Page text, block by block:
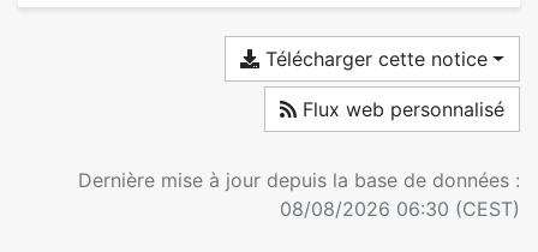
Télécharger cette notice
Flux web personnalisé
Dernière mise à jour depuis la base de données :
08/08/2026 06:30 (CEST)